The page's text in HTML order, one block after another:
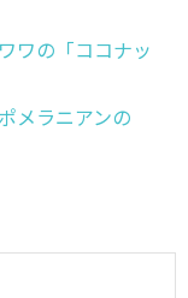
ワの「ココナッ
メラニアンの